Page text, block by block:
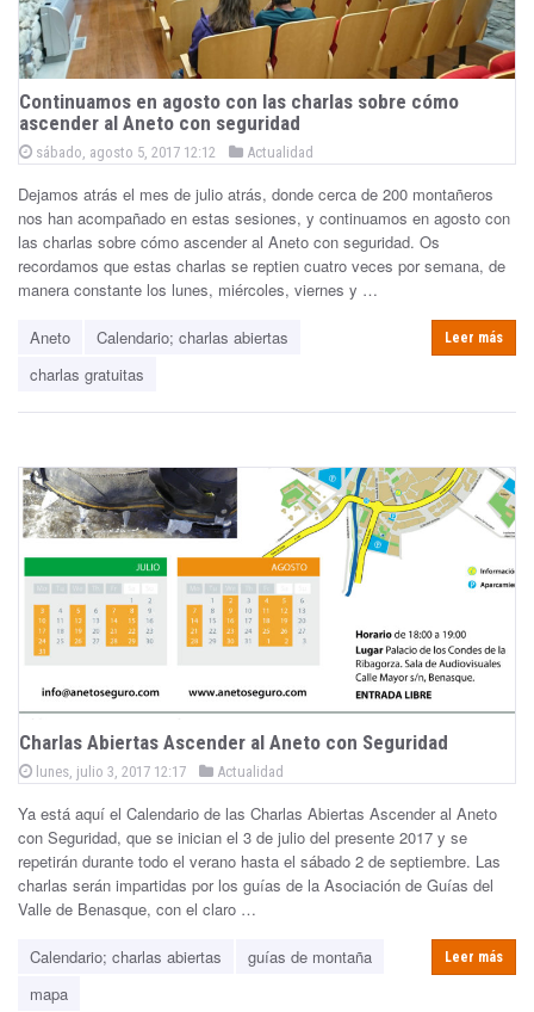
Continuamos en agosto con las charlas sobre cómo
ascender al Aneto con seguridad
P
o
t
e
d
o
sábado, agosto 5, 2017 12:12
P
s
t
e
d
i
Actualidad
Dejamos atrás el mes de julio atrás, donde cerca de 200 montañeros
nos han acompañado en estas sesiones, y continuamos en agosto con
las charlas sobre cómo ascender al Aneto con seguridad. Os
recordamos que estas charlas se reptien cuatro veces por semana, de
manera constante los lunes, miércoles, viernes y …
Aneto
Calendario; charlas abiertas
charlas gratuitas
Leer más
Charlas Abiertas Ascender al Aneto con Seguridad
P
o
t
e
d
o
lunes, julio 3, 2017 12:17
P
s
t
e
d
Actualidad
Ya está aquí el Calendario de las Charlas Abiertas Ascender al Aneto
con Seguridad, que se inician el 3 de julio del presente 2017 y se
repetirán durante todo el verano hasta el sábado 2 de septiembre. Las
charlas serán impartidas por los guías de la Asociación de Guías del
Valle de Benasque, con el claro …
Calendario; charlas abiertas
guías de montaña
mapa
Leer más